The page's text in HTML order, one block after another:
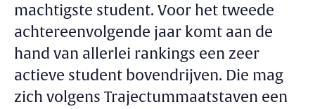
machtigste student. Voor het tweede
achtereenvolgende jaar komt aan de
hand van allerlei rankings een zeer
actieve student bovendrijven. Die mag
zich volgens Trajectummaatstaven een